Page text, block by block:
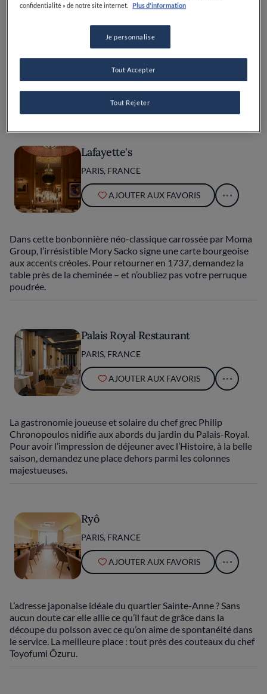
AJOUTER AUX FAVORIS
Ambiance mange-debout et coude-à-coude dans cette
cambuse indus’ de Montmartre enjaillée par cinq potes qui
envoient des petites assiettes festives. Leur comptoir sert
aussi de cabine de DJ, alors on va s'asseoir le plus près
Lafayette's
PARIS, FRANCE
AJOUTER AUX FAVORIS
Dans cette bonbonnière néo-classique carrossée par Moma
Group, l’irrésistible Mory Sacko signe une carte bourgeoise
aux accents créoles. Pour retourner en 1737, demandez la
table près de la cheminée – et n’oubliez pas votre perruque
poudrée.
Palais Royal Restaurant
PARIS, FRANCE
AJOUTER AUX FAVORIS
La gastronomie joueuse et solaire du chef grec Philip
Chronopoulos nidifie aux abords du jardin du Palais-Royal.
Pour avoir l’impression de déjeuner avec l’Histoire, à la belle
saison, demandez une place dehors parmi les colonnes
majestueuses.
Ryô
PARIS, FRANCE
AJOUTER AUX FAVORIS
L’adresse japonaise idéale du quartier Sainte-Anne ? Sans
aucun doute car elle allie ce qu’il faut de grâce dans la
découpe du poisson avec ce qu’on aime de spontanéité dans
le service. La meilleure place : tout près des couteaux du chef
Toyofumi Ôzuru.
confidentialité » de notre site internet.
Plus d'information
Je personnalise
Tout Rejeter
Tout Accepter